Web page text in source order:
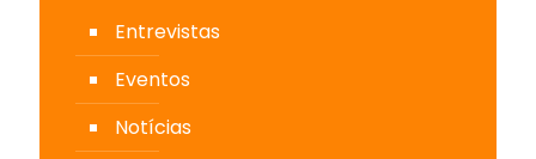
Entrevistas
Eventos
Notícias